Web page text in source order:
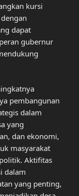
kursi
dapat
gubernur
pembangunan
dalam
yang
dan ekonomi,
masyarakat
Aktifitas
dalam
yang penting,